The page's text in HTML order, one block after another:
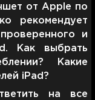
от Apple по
рекомендует
и
Как выбрать
Какие
iPad?
на все